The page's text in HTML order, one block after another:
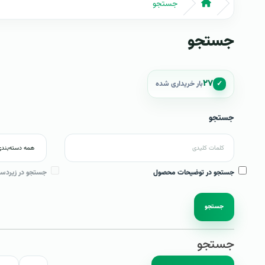
جستجو
جستجو
✓ ۲۷بار خریداری شده
جستجو
جستجو در توضیحات محصول جستجو در
جستجو
جستجو